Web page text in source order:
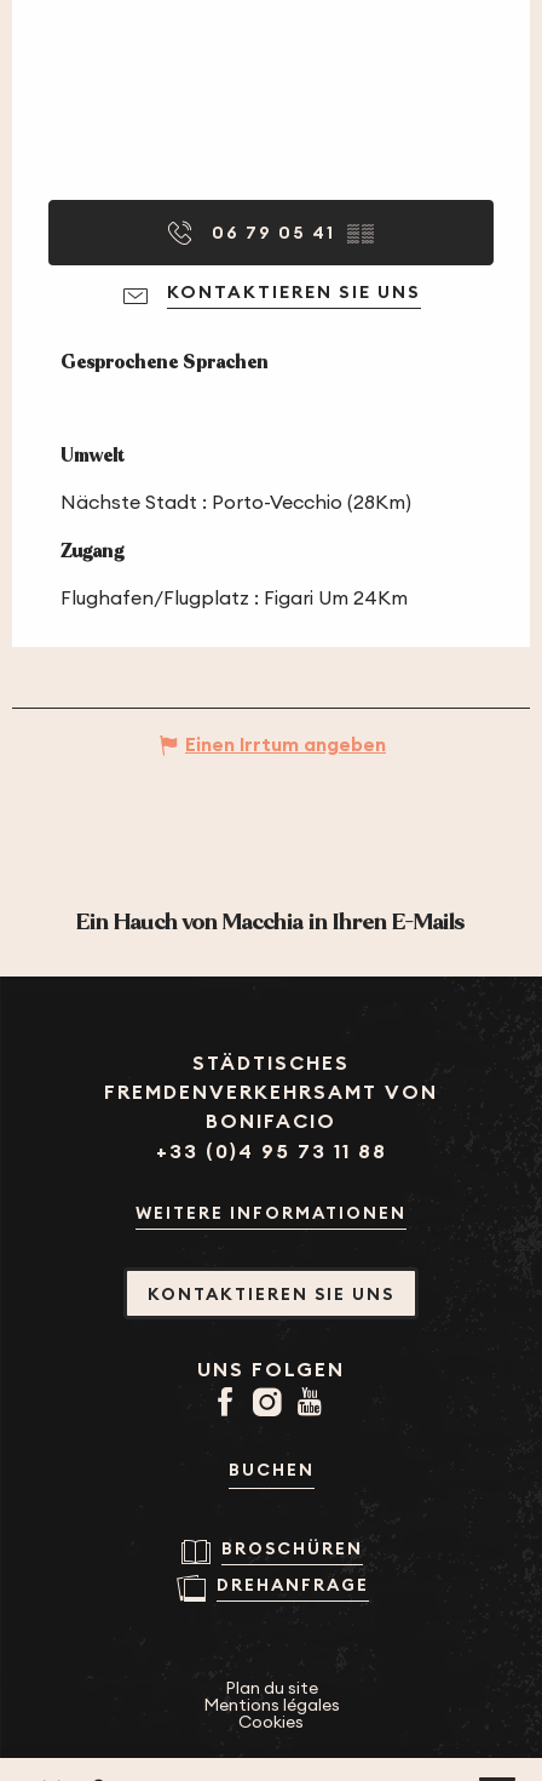
06 79 05 41 ▒▒
KONTAKTIEREN SIE UNS
Gesprochene Sprachen
Gesprochene Sprachen
Umwelt
Umwelt
Nächste Stadt : Porto-Vecchio (28Km)
Zugang
Zugang
Flughafen/Flugplatz : Figari Um 24Km
Einen Irrtum angeben
Ein Hauch von Macchia in Ihren E-Mails
STÄDTISCHES
FREMDENVERKEHRSAMT VON
BONIFACIO
+33 (0)4 95 73 11 88
WEITERE INFORMATIONEN
KONTAKTIEREN SIE UNS
UNS FOLGEN
BUCHEN
BROSCHÜREN
DREHANFRAGE
Plan du site
Mentions légales
Cookies